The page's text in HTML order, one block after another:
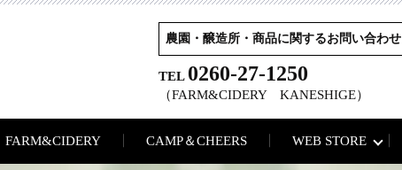
農園・醸造所・商品に関するお問い合わせ
TEL 0260-27-1250
（FARM&CIDERY KANESHIGE）
FARM&CIDERY CAMP＆CHEERS WEB STORE